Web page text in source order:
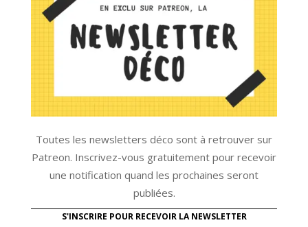
Toutes les newsletters déco sont à retrouver sur
Patreon. Inscrivez-vous gratuitement pour recevoir
une notification quand les prochaines seront
publiées.
S'INSCRIRE POUR RECEVOIR LA NEWSLETTER